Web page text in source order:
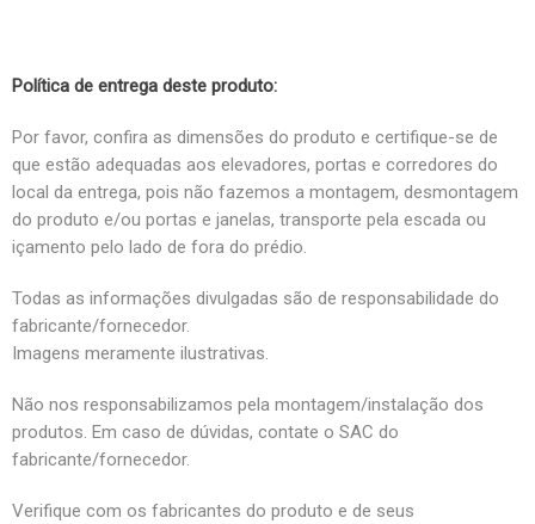
Política de entrega deste produto:
Por favor, confira as dimensões do produto e certifique-se de
que estão adequadas aos elevadores, portas e corredores do
local da entrega, pois não fazemos a montagem, desmontagem
do produto e/ou portas e janelas, transporte pela escada ou
içamento pelo lado de fora do prédio.
Todas as informações divulgadas são de responsabilidade do
fabricante/fornecedor.
Imagens meramente ilustrativas.
Não nos responsabilizamos pela montagem/instalação dos
produtos. Em caso de dúvidas, contate o SAC do
fabricante/fornecedor.
Verifique com os fabricantes do produto e de seus